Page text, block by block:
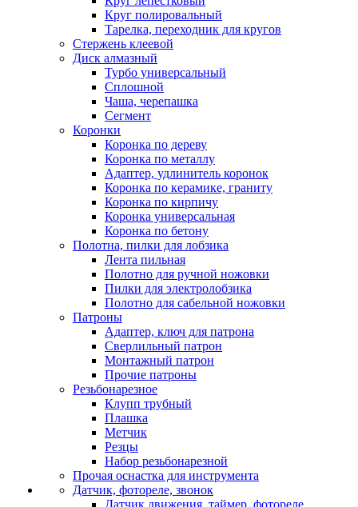
Круг полировальный
Тарелка, переходник для кругов
Стержень клеевой
Диск алмазный
Турбо универсальный
Сплошной
Чаша, черепашка
Сегмент
Коронки
Коронка по дереву
Коронка по металлу
Адаптер, удлинитель коронок
Коронка по керамике, граниту
Коронка по кирпичу
Коронка универсальная
Коронка по бетону
Полотна, пилки для лобзика
Лента пильная
Полотно для ручной ножовки
Пилки для электролобзика
Полотно для сабельной ножовки
Патроны
Адаптер, ключ для патрона
Сверлильный патрон
Монтажный патрон
Прочие патроны
Резьбонарезное
Клупп трубный
Плашка
Метчик
Резцы
Набор резьбонарезной
Прочая оснастка для инструмента
Датчик, фотореле, звонок
Датчик движения, таймер, фотореле